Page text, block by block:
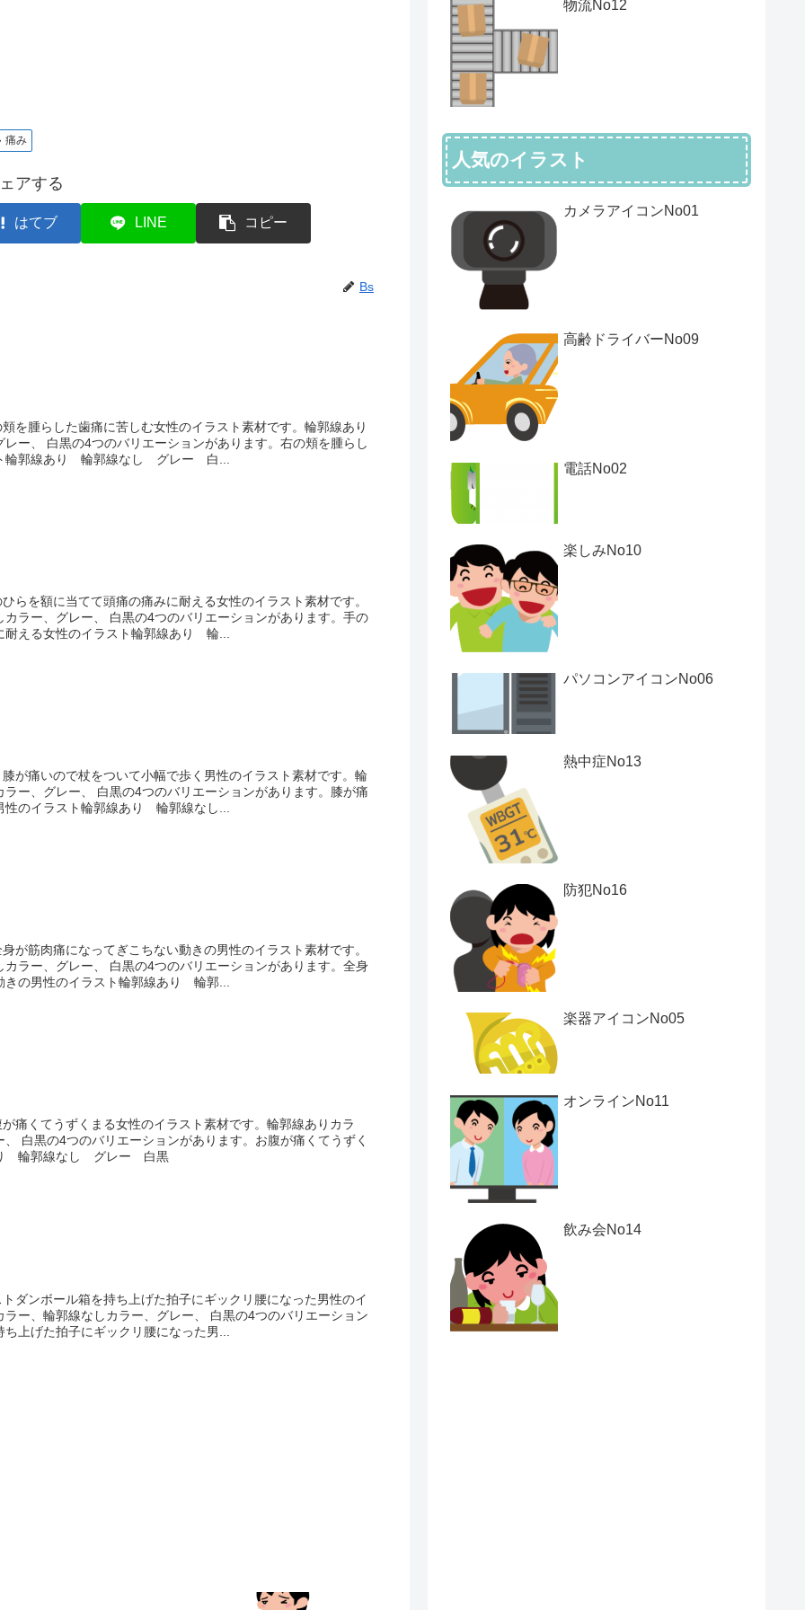
痛み
アする
はてブ LINE コピー
Bs
を腫らした歯痛に苦しむ女性のイラスト素材です。輪郭線あり
ー、 白黒の4つのバリエーションがあります。右の頬を腫らし
輪郭線あり 輪郭線なし グレー 白...
らを額に当てて頭痛の痛みに耐える女性のイラスト素材です。
ラー、グレー、 白黒の4つのバリエーションがあります。手の
耐える女性のイラスト輪郭線あり 輪...
が痛いので杖をついて小幅で歩く男性のイラスト素材です。輪
ー、グレー、 白黒の4つのバリエーションがあります。膝が痛
性のイラスト輪郭線あり 輪郭線なし...
が筋肉痛になってぎこちない動きの男性のイラスト素材です。
ラー、グレー、 白黒の4つのバリエーションがあります。全身
きの男性のイラスト輪郭線あり 輪郭...
痛くてうずくまる女性のイラスト素材です。輪郭線ありカラ
白黒の4つのバリエーションがあります。お腹が痛くてうずく
り 輪郭線なし グレー 白黒
ダンボール箱を持ち上げた拍子にギックリ腰になった男性のイ
ー、輪郭線なしカラー、グレー、 白黒の4つのバリエーション
上げた拍子にギックリ腰になった男...
物流No12
人気のイラスト
カメラアイコンNo01
高齢ドライバーNo09
電話No02
楽しみNo10
パソコンアイコンNo06
熱中症No13
防犯No16
楽器アイコンNo05
オンラインNo11
飲み会No14